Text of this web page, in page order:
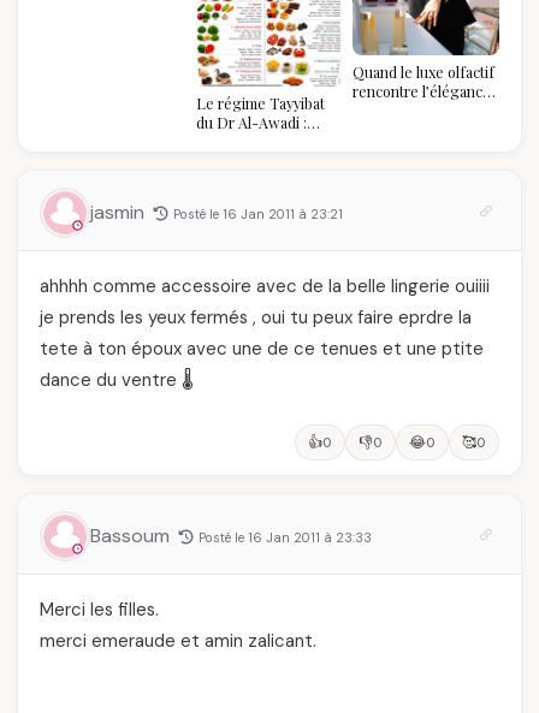
Le régime Tayyibat
du Dr Al-Awadi :
vraiment savoir
Quand le luxe olfactif
rencontre l’élégance
jasmin Posté le 16 Jan 2011 à 23:21
ahhhh comme accessoire avec de la belle lingerie ouiiii
je prends les yeux fermés , oui tu peux faire eprdre la
tete à ton époux avec une de ce tenues et une ptite
dance du ventre 🌡️
👍0 👎0 😂0 🥰0
Bassoum Posté le 16 Jan 2011 à 23:33
Merci les filles.
merci emeraude et amin zalicant.